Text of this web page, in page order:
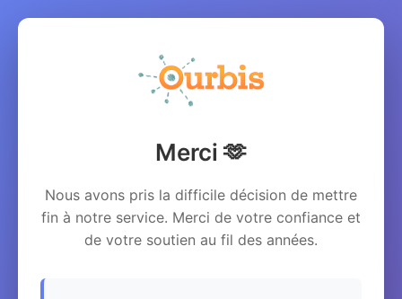
Merci 🫶
Nous avons pris la difficile décision de mettre
fin à notre service. Merci de votre confiance et
de votre soutien au fil des années.